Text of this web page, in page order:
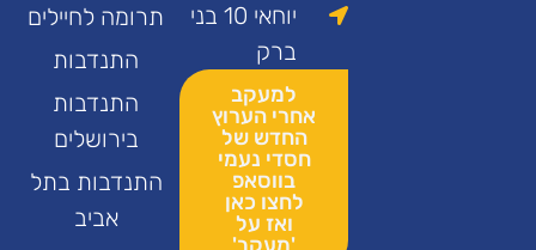
יוחאי 10 בני
ברק
למעקב
אחרי הערוץ
החדש של
חסדי נעמי
בווסאפ
לחצו כאן
ואז על
תרומה לחיילים
התנדבות
התנדבות
בירושלים
התנדבות בתל
אביב